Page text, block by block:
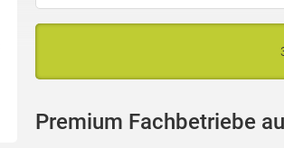
Premium Fachbetriebe